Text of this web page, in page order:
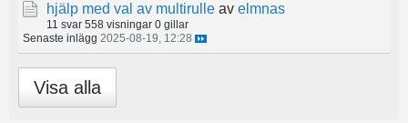
hjälp med val av multirulle av elmnas
11 svar 558 visningar 0 gillar
Senaste inlägg 2025-08-19, 12:28
Visa alla